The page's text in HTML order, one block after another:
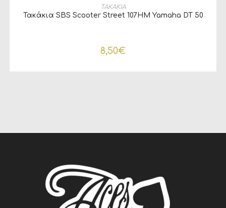
ΠΡΟΣΘΉΚΗ ΣΤΟ ΚΑΛΆΘΙ
ΤΑΚΑΚΙΑ
Τακάκια SBS Scooter Street 107HM Yamaha DT 50
8,50€